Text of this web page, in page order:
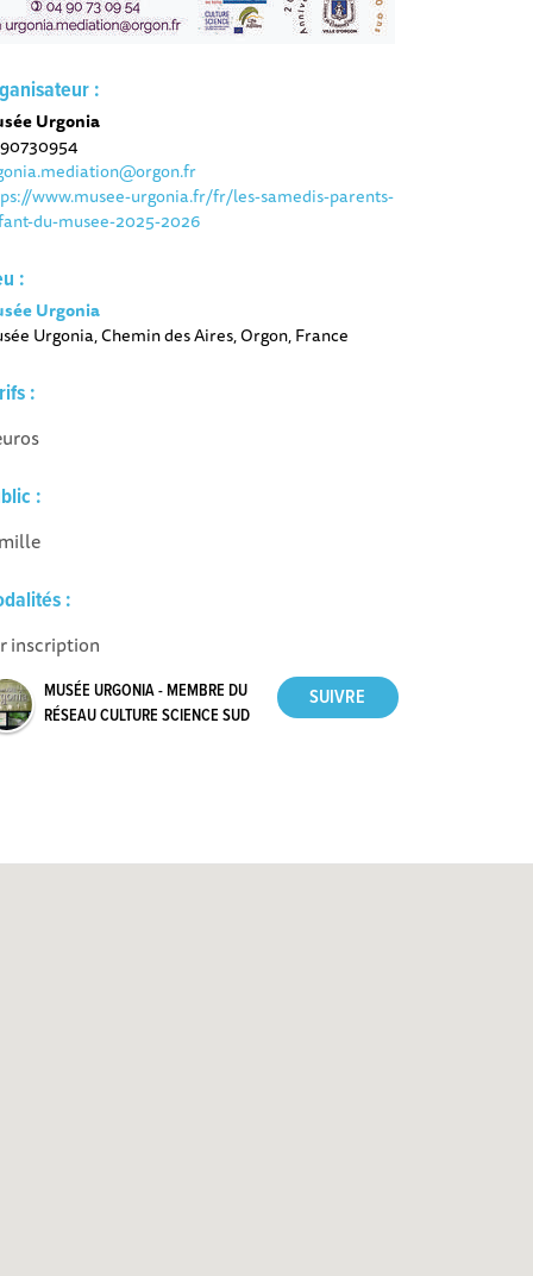
:
Urgonia
www.musee-urgonia.fr/fr/les-samedis-parents-
du-musee-2025-2026
:
Urgonia
Urgonia, Chemin des Aires, Orgon, France
:
:
:
inscription
MUSÉE URGONIA - MEMBRE DU
RÉSEAU CULTURE SCIENCE SUD